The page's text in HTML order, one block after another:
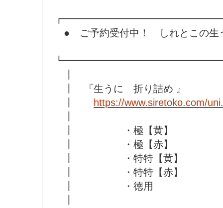
● ご予約受付中！ しれとこの生
┃ 『生うに 折り詰め 』
https://www.siretoko.com/
┃ ・極【黄】
┃ ・極【赤】
┃ ・特特【黄】
┃ ・特特【赤】
┃ ・徳用